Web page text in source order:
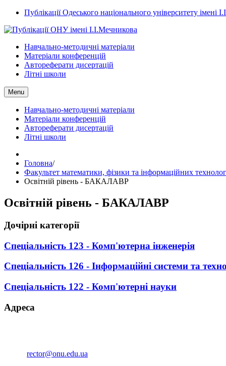
Публікації Одеського національного університету імені
Навчально-методичні матеріали
Матеріали конференцій
Автореферати дисертацій
Літні школи
Menu
Навчально-методичні матеріали
Матеріали конференцій
Автореферати дисертацій
Літні школи
Головна/
Факультет математики, фізики та інформаційних
Освітній рівень - БАКАЛАВР
Освітній рівень - БАКАЛАВР
Дочірні категорії
Спеціальність 123 - Комп'ютерна інженерія
Спеціальність 126 - Інформаційні системи та
Спеціальність 122 - Комп'ютерні науки
Адреса
rector@onu.edu.ua